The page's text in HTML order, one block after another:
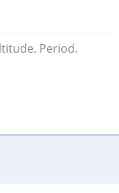
Period.